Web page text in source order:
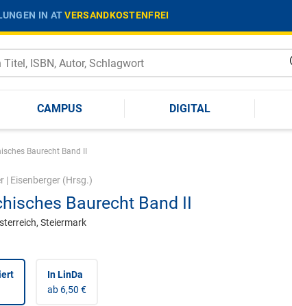
IN ATVERSANDKOSTENFREI
CAMPUS DIGITAL
Baurecht Band II
| Eisenberger(Hrsg.)
Baurecht Band II
Steiermark
In LinDa
ab 6,50 €